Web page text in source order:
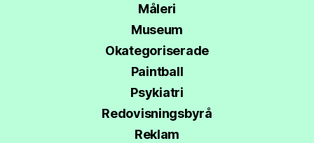
Måleri
Museum
Okategoriserade
Paintball
Psykiatri
Redovisningsbyrå
Reklam